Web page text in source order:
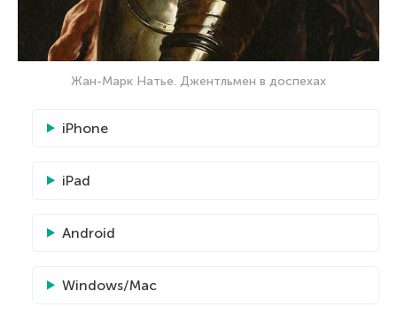
Жан-Марк Натье. Джентльмен в доспехах
iPhone
iPad
Android
Windows/Mac